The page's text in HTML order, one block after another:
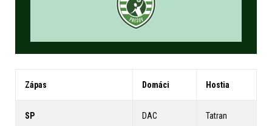
Zápas Domáci Hostia
SP DAC Tatran